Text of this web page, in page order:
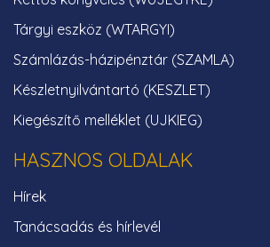
Tárgyi eszköz (WTARGYI)
Számlázás-házipénztár (SZAMLA)
Készletnyilvántartó (KESZLET)
Kiegészítő melléklet (UJKIEG)
HASZNOS OLDALAK
Hírek
Tanácsadás és hírlevél